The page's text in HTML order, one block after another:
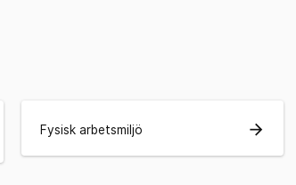
Fysisk arbetsmiljö arrow_forward